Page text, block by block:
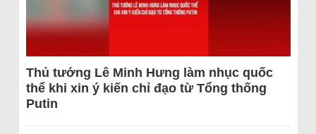
Thủ tướng Lê Minh Hưng làm nhục quốc
thể khi xin ý kiến chỉ đạo từ Tổng thống
Putin